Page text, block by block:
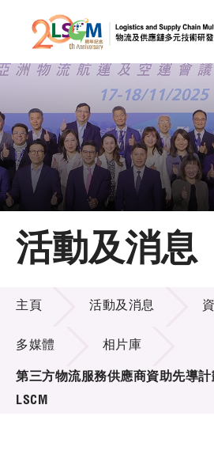
跳到內容（按回車
A A
主頁
關於LSCM
技術商品化
項目及資助計劃
活動及消息
活動及消息
活動及消息
主頁 活動及消息
多媒體 相片庫
第三方物流服務供應商資助先導
LSCM